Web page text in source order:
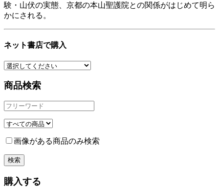
験・山伏の実態、京都の本山聖護院との関係がはじめて明ら
かにされる。
ネット書店で購入
商品検索
画像がある商品のみ検索
購入する